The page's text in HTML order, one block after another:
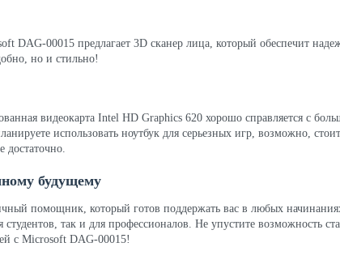
DAG-00015 предлагает 3D сканер лица, который обеспечит
но и стильно!
видеокарта Intel HD Graphics 620 хорошо справляется с
использовать ноутбук для серьезных игр, возможно,
достаточно.
будущему
помощник, который готов поддержать вас в любых
так и для профессионалов. Не упустите возможность
с Microsoft DAG-00015!